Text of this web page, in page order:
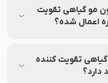
به اطلاعات
مو گیاهی تقویت
از میزان تخفیف، لطفاً
گیاهی تقویت کننده